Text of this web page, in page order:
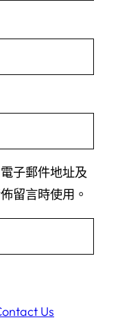
子郵件地址及
留言時使用。
Us